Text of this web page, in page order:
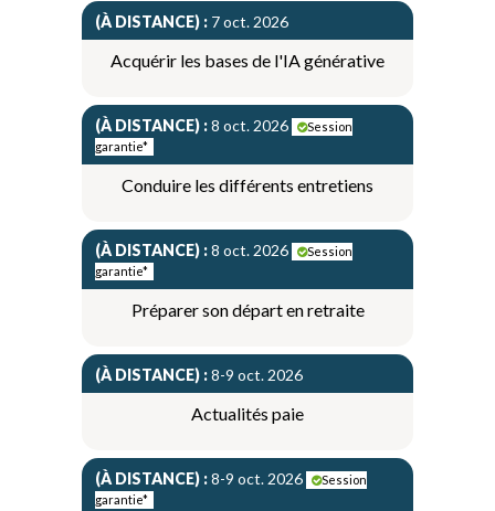
(À DISTANCE) : 7 oct. 2026
Acquérir les bases de l'IA générative
(À DISTANCE) :8 oct. 2026
Session
garantie*
Conduire les différents entretiens
(À DISTANCE) :8 oct. 2026
Session
garantie*
Préparer son départ en retraite
(À DISTANCE) :8-9 oct. 2026
Actualités paie
(À DISTANCE) :8-9 oct. 2026
Session
garantie*